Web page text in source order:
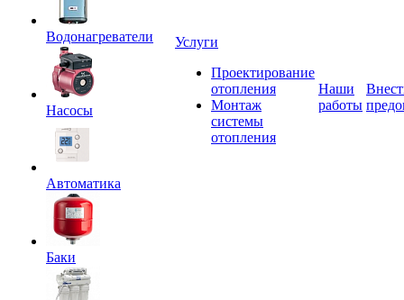
Водонагреватели
Насосы
Автоматика
Баки
Услуги
Проектирование
отопления
Монтаж
системы
отопления
Наши
работы